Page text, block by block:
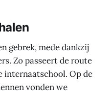
gebrek, mede dankzij
Zo passeert de route
internaatschool. Op de
vonden we